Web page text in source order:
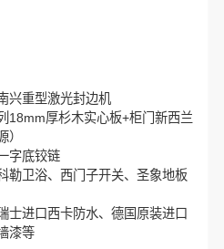
兴重型激光封边机
18mm厚杉木实心板+柜门新西兰
）
字底铰链
勒卫浴、西门子开关、圣象地板
士进口西卡防水、德国原装进口
漆等